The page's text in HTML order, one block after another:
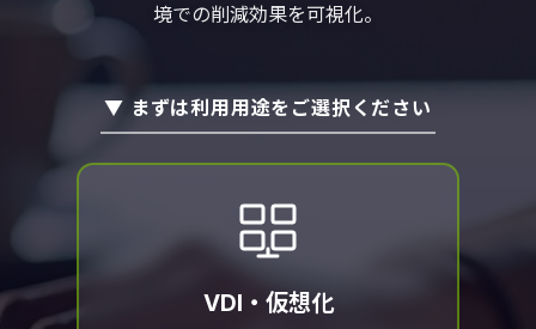
境での削減効果を可視化。
▼ まずは利用用途をご選択ください
VDI・仮想化